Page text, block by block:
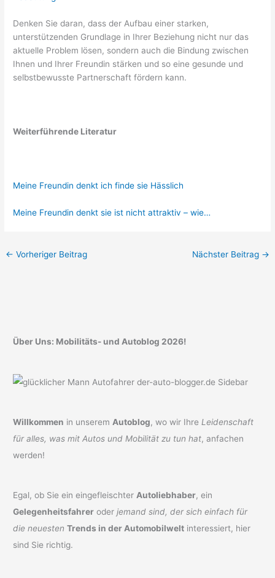
Denken Sie daran, dass der Aufbau einer starken,
unterstützenden Grundlage in Ihrer Beziehung nicht nur das
aktuelle Problem lösen, sondern auch die Bindung zwischen
Ihnen und Ihrer Freundin stärken und so eine gesunde und
selbstbewusste Partnerschaft fördern kann.
Weiterführende Literatur
Meine Freundin denkt ich finde sie Hässlich
Meine Freundin denkt sie ist nicht attraktiv – wie…
← Vorheriger Beitrag Nächster Beitrag →
Über Uns: Mobilitäts- und Autoblog 2026!
Willkommen in unserem Autoblog, wo wir Ihre Leidenschaft
für alles, was mit Autos und Mobilität zu tun hat, anfachen
werden!
Egal, ob Sie ein eingefleischter Autoliebhaber, ein
Gelegenheitsfahrer oderjemand sind, der sich einfach für
die neuesten Trends in der Automobilwelt interessiert, hier
sind Sie richtig.